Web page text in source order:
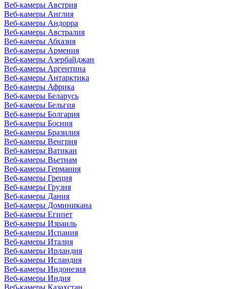
Веб-камеры Австрия
Веб-камеры Англия
Веб-камеры Андорра
Веб-камеры Австралия
Веб-камеры Абхазия
Веб-камеры Армения
Веб-камеры Азербайджан
Веб-камеры Аргентина
Веб-камеры Антарктика
Веб-камеры Африка
Веб-камеры Беларусь
Веб-камеры Бельгия
Веб-камеры Болгария
Веб-камеры Босния
Веб-камеры Бразилия
Веб-камеры Венгрия
Веб-камеры Ватикан
Веб-камеры Вьетнам
Веб-камеры Германия
Веб-камеры Греция
Веб-камеры Грузия
Веб-камеры Дания
Веб-камеры Доминикана
Веб-камеры Египет
Веб-камеры Израиль
Веб-камеры Испания
Веб-камеры Италия
Веб-камеры Ирландия
Веб-камеры Исландия
Веб-камеры Индонезия
Веб-камеры Индия